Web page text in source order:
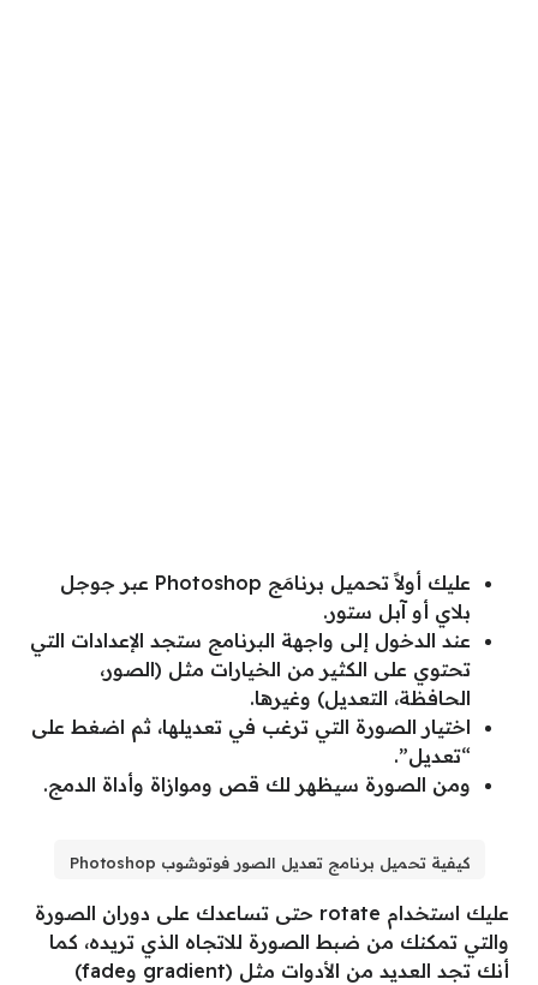
عليك أولاً تحميل برنامَج Photoshop عبر جوجل
بلاي أو آبل ستور.
عند الدخول إلى واجهة البرنامج ستجد الإعدادات التي
تحتوي على الكثير من الخيارات مثل (الصور،
الحافظة، التعديل) وغيرها.
اختيار الصورة التي ترغب في تعديلها، ثم اضغط على
“تعديل”.
ومن الصورة سيظهر لك قص وموازاة وأداة الدمج.
كيفية تحميل برنامج تعديل الصور فوتوشوب Photoshop
عليك استخدام rotate حتى تساعدك على دوران الصورة
والتي تمكنك من ضبط الصورة للاتجاه الذي تريده، كما
أنك تجد العديد من الأدوات مثل (gradient وfade)